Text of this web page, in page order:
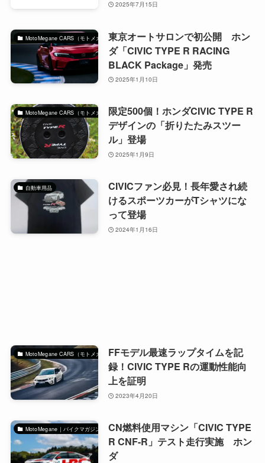
2025年7月15日
MotoMegane CARS（モトメガネカーズ）｜自動車マガジン東京オートサロンで初公開 ホン
ダ「CIVIC TYPE R RACING
BLACK Package」発売
2025年1月10日
MotoMegane CARS（モトメガネカーズ）｜自動車マガジン限定500個！ホンダCIVIC TYPE R
デザインの「折りたたみスツー
ル」登場
2025年1月9日
自動車用品
CIVICファン必見！長年愛され続
けるスポーツカーがTシャツにな
って登場
2024年1月16日
MotoMegane CARS（モトメガネカーズ）｜自動車マガジンFFモデル最速ラップタイムを記
録！CIVIC TYPE Rの運動性能向
上を証明
2023年4月20日
MotoMegane｜バイクマガジン
CN燃料使用マシン「CIVIC TYPE
R CNF-R」テスト走行実施 ホン
ダ